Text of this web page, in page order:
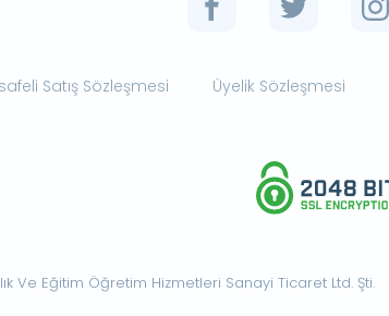
Satış Sözleşmesi Üyelik Sözleşmesi
Ve Eğitim Öğretim Hizmetleri Sanayi Ticaret Ltd. Şti.